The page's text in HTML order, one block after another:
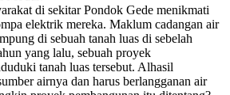
di sekitar Pondok Gede menikmati
elektrik mereka. Maklum cadangan air
di sebuah tanah luas di sebelah
yang lalu, sebuah proyek
tanah luas tersebut. Alhasil
airnya dan harus berlangganan air